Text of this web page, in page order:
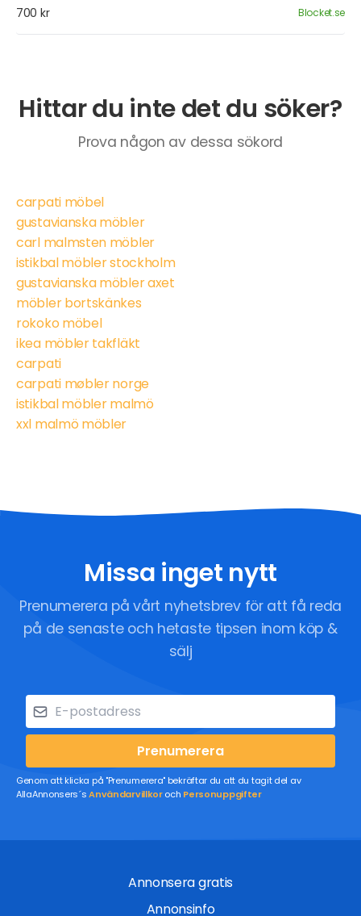
700 kr Blocket.se
Hittar du inte det du söker?
Prova någon av dessa sökord
carpati möbel
gustavianska möbler
carl malmsten möbler
istikbal möbler stockholm
gustavianska möbler axet
möbler bortskänkes
rokoko möbel
ikea möbler takfläkt
carpati
carpati møbler norge
istikbal möbler malmö
xxl malmö möbler
Missa inget nytt
Prenumerera på vårt nyhetsbrev för att få reda
på de senaste och hetaste tipsen inom köp &
sälj
Prenumerera
Genom att klicka på "Prenumerera" bekräftar du att du tagit del av
AllaAnnonsers´sAnvändarvillkoroch Personuppgifter
Annonsera gratis
Annonsinfo